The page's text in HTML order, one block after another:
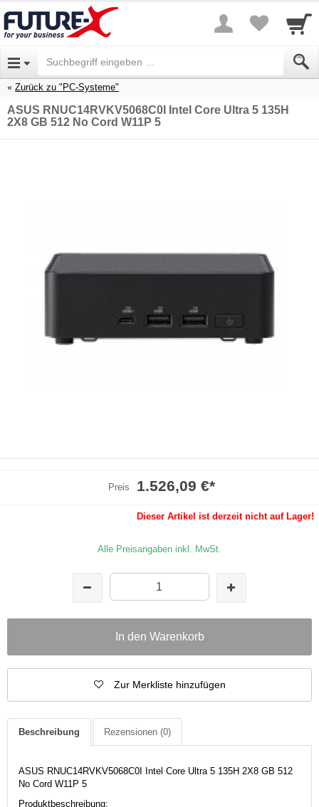
Zurück zu "PC-Systeme"
ASUS RNUC14RVKV5068C0I Intel Core Ultra 5 135H
2X8 GB 512 No Cord W11P 5
Preis 1.526,09 €*
Dieser Artikel ist derzeit nicht auf Lager!
Alle Preisangaben inkl. MwSt.
In den Warenkorb
Zur Merkliste hinzufügen
Beschreibung Rezensionen (0)
ASUS RNUC14RVKV5068C0I Intel Core Ultra 5 135H 2X8 GB 512
No Cord W11P 5
Produktbeschreibung: